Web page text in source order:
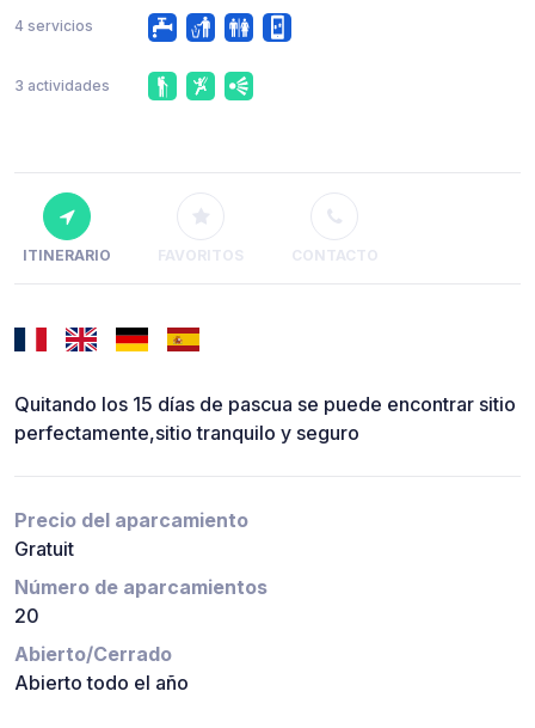
4 servicios
3 actividades
ITINERARIO FAVORITOS CONTACTO
Quitando los 15 días de pascua se puede encontrar sitio
perfectamente,sitio tranquilo y seguro
Precio del aparcamiento
Gratuit
Número de aparcamientos
20
Abierto/Cerrado
Abierto todo el año